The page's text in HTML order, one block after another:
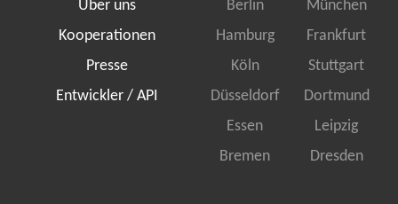
Über uns
Kooperationen
Presse
Entwickler / API
Berlin
München
Hamburg
Frankfurt
Köln
Stuttgart
Düsseldorf
Dortmund
Essen
Leipzig
Bremen
Dresden